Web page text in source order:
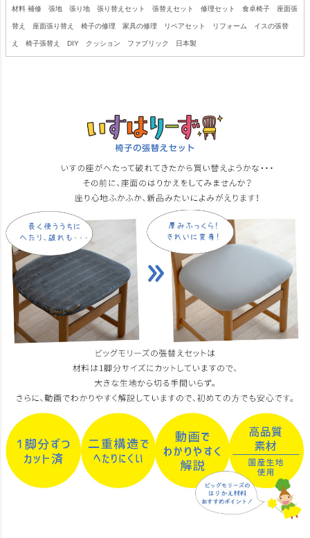
材料 補修 張地 張り地 張り替えセット 張替えセット 修理セット 食卓椅子 座面張
替え 座面張り替え 椅子の修理 家具の修理 リペアセット リフォーム イスの張替
え 椅子張替え DIY クッション ファブリック 日本製